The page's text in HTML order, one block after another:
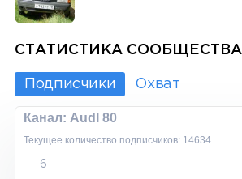
СТАТИСТИКА СООБЩЕСТВА
Подписчики Охват
Канал: AudI 80
Текущее количество подписчиков: 14634
6